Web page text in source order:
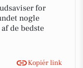
for
nogle
de bedste
Kopiér link